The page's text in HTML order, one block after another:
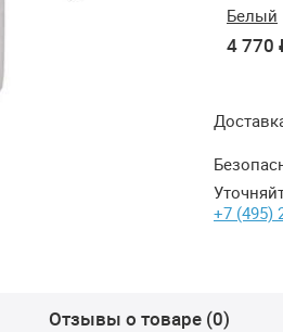
Белый
4 770
+7 (495)
Отзывы о товаре (0)